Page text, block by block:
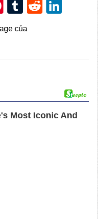
Pinterest
TumblrReddit
của